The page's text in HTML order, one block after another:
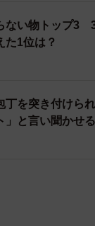
気に入ったから
ねて価格を抑
。また、将来
た。
もの希望を尊重
ない物トップ3
た1位は？
丁を突き付けら
と言い聞かせる